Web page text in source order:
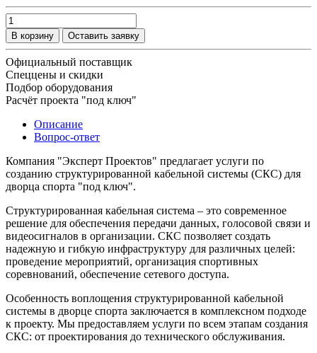
В корзину Оставить заявку
Официальный поставщик
Спеццены и скидки
Подбор оборудования
Расчёт проекта "под ключ"
Описание
Вопрос-ответ
Компания "Эксперт Проектов" предлагает услуги по
созданию структурированной кабельной системы (СКС) для
дворца спорта "под ключ".
Структурированная кабельная система – это современное
решение для обеспечения передачи данных, голосовой связи и
видеосигналов в организации. СКС позволяет создать
надежную и гибкую инфраструктуру для различных целей:
проведение мероприятий, организация спортивных
соревнований, обеспечение сетевого доступа.
Особенность воплощения структурированной кабельной
системы в дворце спорта заключается в комплексном подходе
к проекту. Мы предоставляем услуги по всем этапам создания
СКС: от проектирования до технического обслуживания.